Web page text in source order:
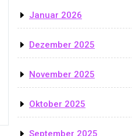
Januar 2026
Dezember 2025
November 2025
Oktober 2025
September 2025